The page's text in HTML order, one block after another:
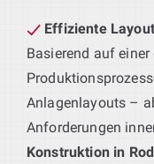
Effiziente
Basierend auf
Anlagenlayouts –
Anforderungen
Konstruktion in